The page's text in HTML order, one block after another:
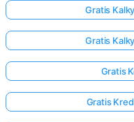
Gratis
Gratis
Gratis
Gratis